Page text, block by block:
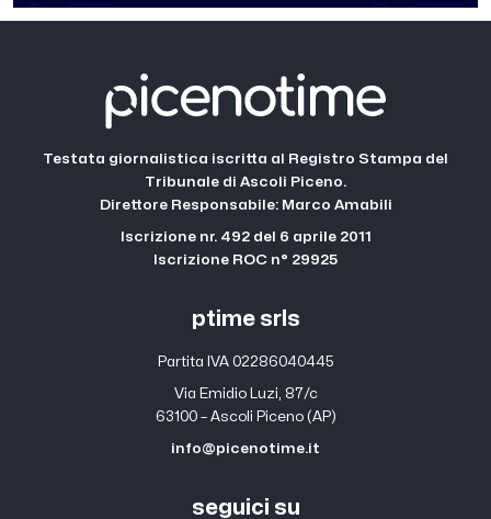
Testata giornalistica iscritta al Registro Stampa del
Tribunale di Ascoli Piceno.
Direttore Responsabile: Marco Amabili
Iscrizione nr. 492 del 6 aprile 2011
Iscrizione ROC n° 29925
ptime srls
Partita IVA 02286040445
Via Emidio Luzi, 87/c
63100 – Ascoli Piceno (AP)
info@picenotime.it
seguici su